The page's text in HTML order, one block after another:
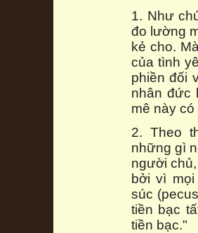
1. Như
đo lường
kẻ cho.
của tình
phiền đối
nhân đức
mê này
2. Theo
những gì
người
bởi vì
súc
tiền bạc
tiền bạc."